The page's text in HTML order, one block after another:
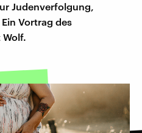
Judenverfolgung,
Vortrag des